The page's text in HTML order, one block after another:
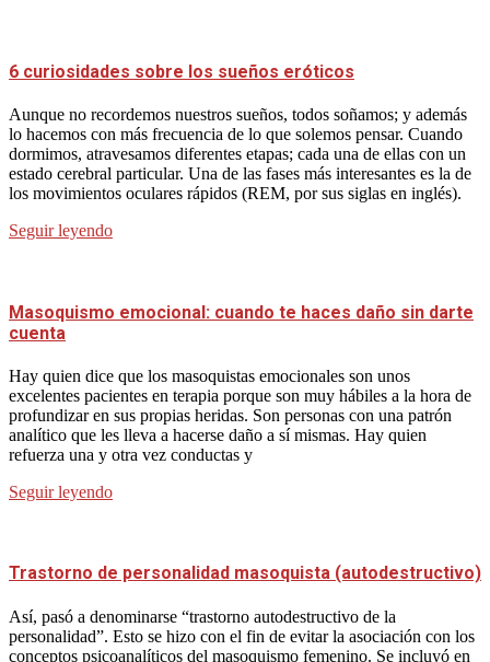
6 curiosidades sobre los sueños eróticos
Aunque no recordemos nuestros sueños, todos soñamos; y además
lo hacemos con más frecuencia de lo que solemos pensar. Cuando
dormimos, atravesamos diferentes etapas; cada una de ellas con un
estado cerebral particular. Una de las fases más interesantes es la de
los movimientos oculares rápidos (REM, por sus siglas en inglés).
Seguir leyendo
Masoquismo emocional: cuando te haces daño sin darte
cuenta
Hay quien dice que los masoquistas emocionales son unos
excelentes pacientes en terapia porque son muy hábiles a la hora de
profundizar en sus propias heridas. Son personas con una patrón
analítico que les lleva a hacerse daño a sí mismas. Hay quien
refuerza una y otra vez conductas y
Seguir leyendo
Trastorno de personalidad masoquista (autodestructivo)
Así, pasó a denominarse “trastorno autodestructivo de la
personalidad”. Esto se hizo con el fin de evitar la asociación con los
conceptos psicoanalíticos del masoquismo femenino. Se incluyó en